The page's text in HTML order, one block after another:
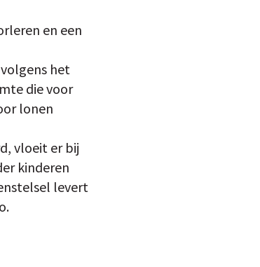
en een
het
die voor
lonen
vloeit er bij
kinderen
levert